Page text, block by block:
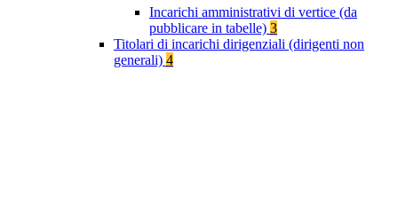
Incarichi amministrativi di vertice (da
pubblicare in tabelle) 3
Titolari di incarichi dirigenziali (dirigenti non
generali) 4